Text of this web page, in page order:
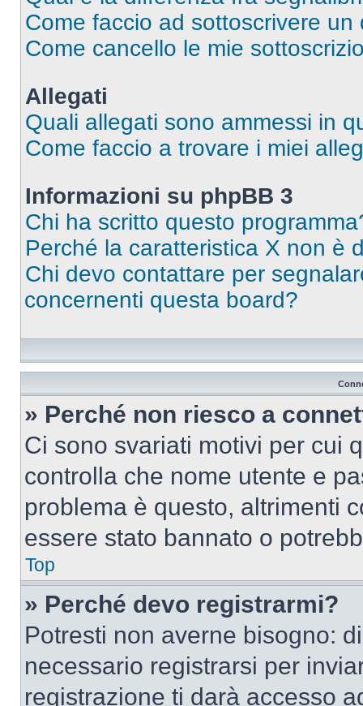
Come faccio ad sottoscrivere
Come cancello le mie
Allegati
Quali allegati sono ammessi in
Come faccio a trovare i miei
Informazioni su phpBB 3
Chi ha scritto questo
Perché la caratteristica X non è
Chi devo contattare per
concernenti questa board?
» Perché non riesco a
Ci sono svariati motivi per cui
controlla che nome utente e
problema è questo, altrimenti
essere stato bannato o
Top
» Perché devo registrarmi?
Potresti non averne bisogno:
necessario registrarsi per
registrazione ti darà accesso